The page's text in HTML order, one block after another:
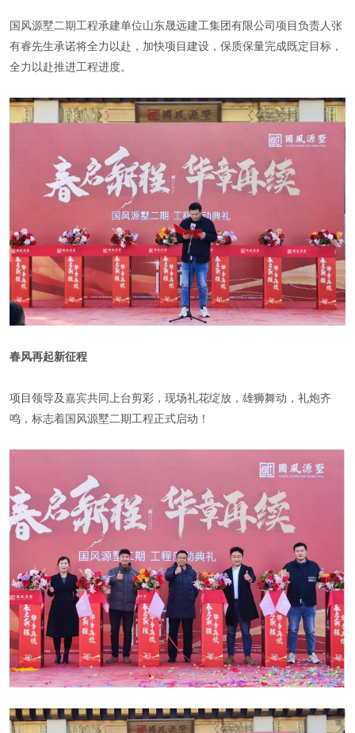
国风源墅二期工程承建单位山东晟远建工集团有限公司项目负责人张
有睿先生承诺将全力以赴，加快项目建设，保质保量完成既定目标，
全力以赴推进工程进度。
春风再起新征程
项目领导及嘉宾共同上台剪彩，现场礼花绽放，雄狮舞动，礼炮齐
鸣，标志着国风源墅二期工程正式启动！